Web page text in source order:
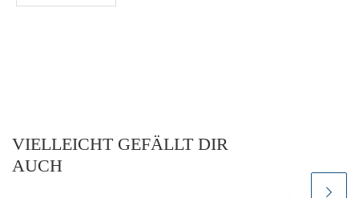
VIELLEICHT GEFÄLLT DIR
AUCH